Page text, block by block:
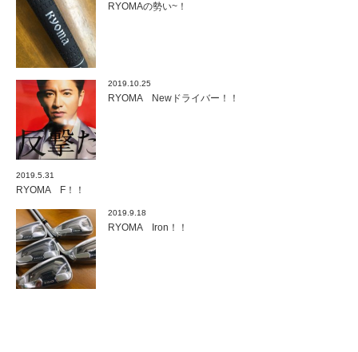
RYOMAの勢い~！
2019.10.25
RYOMA Newドライバー！！
2019.5.31
RYOMA F！！
2019.9.18
RYOMA Iron！！